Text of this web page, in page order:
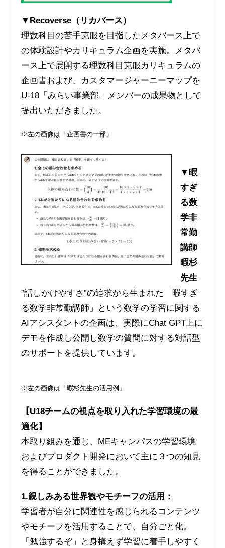
▼Recoverse（リカバース）
理数科目の苦手克服を目指したメタバース上で
の体験設計やカリキュラム企画を実施。メタバ
ース上で展開する理数科目克服カリキュラムの
企画書および、カスタマージャーニーマップを
U-18「みらい事業部」メンバーの成果物として
提出いただきました。
※左の画像は「企画書の一部」
▼暇
すぎ
る数
学非
常勤
講師
暇杉
先生
”話しかけやすさ”の追求から生まれた「暇すぎ
る数学非常勤講師」という数学の学習に関する
AIアシスタントの企画は、実際にChat GPT上に
デモを作成し公開し数学の質問に対する対話型
のサポートを提供しています。
※左の画像は「暇杉先生の活用例」
【U18チームの視点を取り入れた学習環境の最
適化】
本取り組みを通じ、MEキャンパスの学習環境
およびプロダクト開発において主に３つの知見
を得ることができました。
1.親しみある世界観やモチーフの活用：
学習者が自分に関連性を感じられるコンテンツ
やモチーフを活用することで、自分ごと化。
「勉強するぞ」と身構えず学習に着手しやすく